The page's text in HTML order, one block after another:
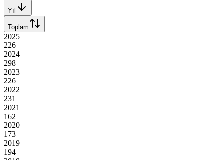
Yıl
Toplam
2025
226
2024
298
2023
226
2022
231
2021
162
2020
173
2019
194